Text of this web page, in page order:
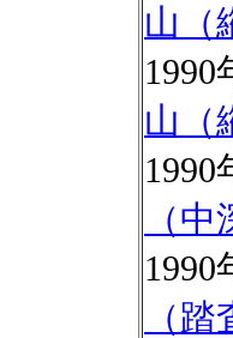
山（
山（
（
（